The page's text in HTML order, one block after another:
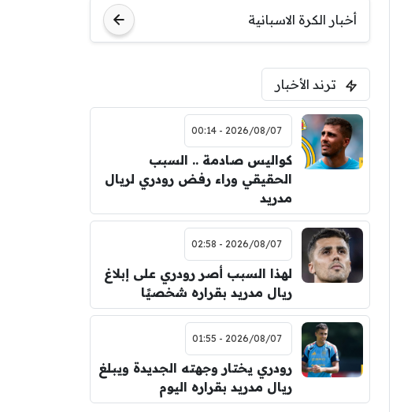
أخبار الكرة الاسبانية
ترند الأخبار
2026/08/07 - 00:14
كواليس صادمة .. السبب
الحقيقي وراء رفض رودري لريال
مدريد
2026/08/07 - 02:58
لهذا السبب أصر رودري على إبلاغ
ريال مدريد بقراره شخصيًا
2026/08/07 - 01:55
رودري يختار وجهته الجديدة ويبلغ
ريال مدريد بقراره اليوم